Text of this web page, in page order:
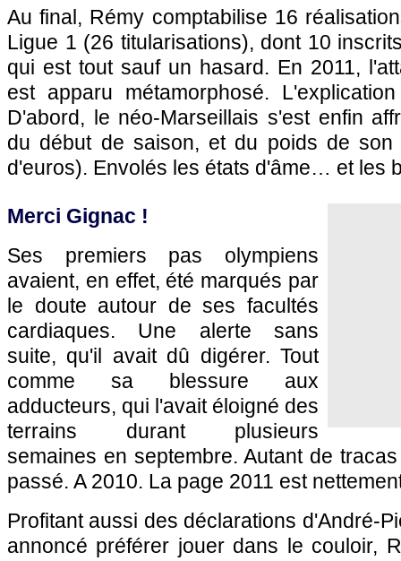
Au final, Rémy comptabilise 16
Ligue 1 (26 titularisations), dont 10
qui est tout sauf un hasard. En 2011,
est apparu métamorphosé.
D'abord, le néo-Marseillais s'est enfin
du début de saison, et du poids de son
d'euros). Envolés les états d'âme… et les
Merci Gignac !
Ses premiers pas olympiens
avaient, en effet, été marqués par
le doute autour de ses facultés
cardiaques. Une alerte sans
suite, qu'il avait dû digérer. Tout
comme sa blessure aux
adducteurs, qui l'avait éloigné des
terrains durant plusieurs
semaines en septembre. Autant de
passé. A 2010. La page 2011 est
Profitant aussi des déclarations d'André-
annoncé préférer jouer dans le couloir,